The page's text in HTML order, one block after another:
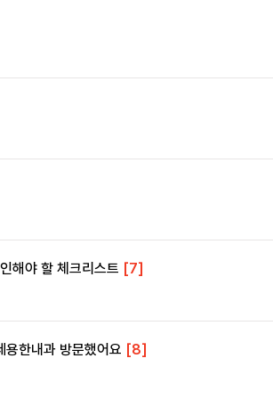
해야 할 체크리스트 [7]
용한내과 방문했어요 [8]